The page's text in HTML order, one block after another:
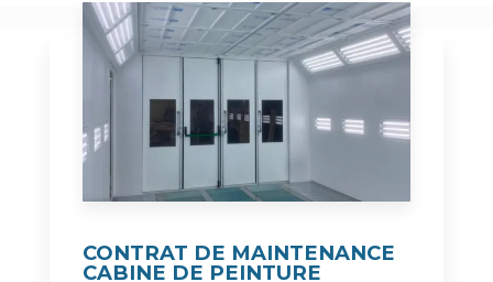
CONTRAT DE MAINTENANCE
CABINE DE PEINTURE